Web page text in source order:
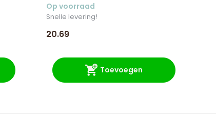
Op voorraad
Snelle levering!
20.69
Toevoegen